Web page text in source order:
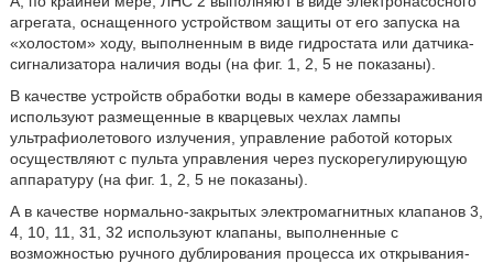
агрегата, оснащенного устройством защиты от его запуска на
«холостом» ходу, выполненным в виде гидростата или датчика-
сигнализатора наличия воды (на фиг. 1, 2, 5 не показаны).
В качестве устройств обработки воды в камере обеззараживания
используют размещенные в кварцевых чехлах лампы
ультрафиолетового излучения, управление работой которых
осуществляют с пульта управления через пускорегулирующую
аппаратуру (на фиг. 1, 2, 5 не показаны).
А в качестве нормально-закрытых электромагнитных клапанов 3,
4, 10, 11, 31, 32 используют клапаны, выполненные с
возможностью ручного дублирования процесса их открывания-